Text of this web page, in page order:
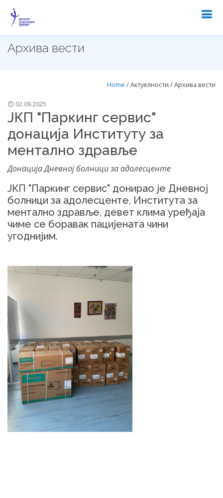
Архива вести
Home / Актуелности / Архива вести
02.09.2025
ЈКП "Паркинг сервис"
донација Институту за
ментално здравље
Донација Дневној болници за адолесценте
ЈКП "Паркинг сервис" донирао је Дневној
болници за адолесценте, Института за
ментално здравље, девет клима уређаја
чиме се боравак пацијената чини
угоднијим.